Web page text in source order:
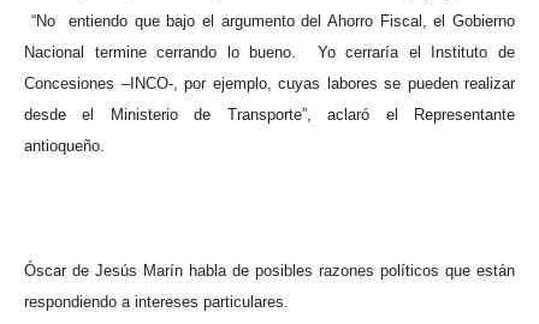
“No
entiendo que bajo el argumento del Ahorro Fiscal, el Gobierno
Nacional termine cerrando lo bueno.
Yo cerraría el Instituto de
Concesiones –INCO-, por ejemplo, cuyas labores se pueden realizar
desde el Ministerio de Transporte”, aclaró el Representante
antioqueño.
Óscar de Jesús Marín habla de posibles razones políticos que están
respondiendo a intereses particulares.